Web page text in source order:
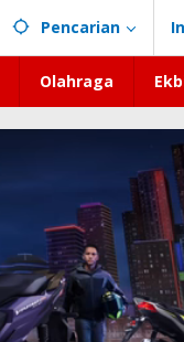
Pencarian
Olahraga